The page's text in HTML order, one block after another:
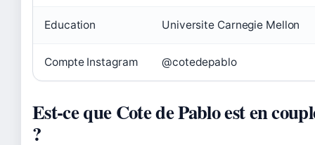
Education Universite Carnegie Mellon
Compte Instagram @cotedepablo
Est-ce que Cote de Pablo est en
?